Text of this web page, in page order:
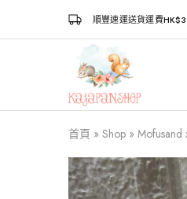
順豐速運送貨運費
Kajapanshop
日
韓
百
貨
店
首頁 » Shop »